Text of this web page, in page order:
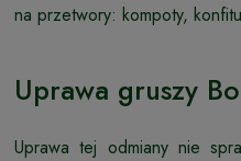
na przetwory: kompoty,
Uprawa gruszy
Uprawa tej odmiany nie